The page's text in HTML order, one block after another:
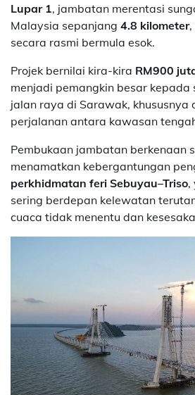
Lupar 1, jambatan merentasi
Malaysia sepanjang 4.8 kilometer,
secara rasmi bermula esok.
Projek bernilai kira-kira RM900
menjadi pemangkin besar kepada
jalan raya di Sarawak, khususnya
perjalanan antara kawasan
Pembukaan jambatan berkenaan
menamatkan kebergantungan
perkhidmatan feri Sebuyau–Triso,
sering berdepan kelewatan
cuaca tidak menentu dan